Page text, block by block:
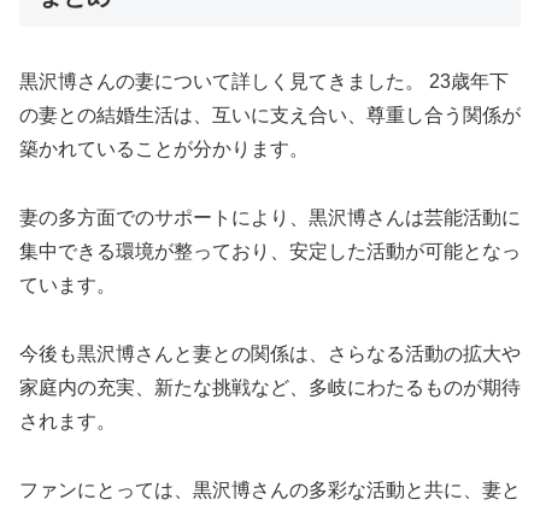
黒沢博さんの妻について詳しく見てきました。 23歳年下
の妻との結婚生活は、互いに支え合い、尊重し合う関係が
築かれていることが分かります。
妻の多方面でのサポートにより、黒沢博さんは芸能活動に
集中できる環境が整っており、安定した活動が可能となっ
ています。
今後も黒沢博さんと妻との関係は、さらなる活動の拡大や
家庭内の充実、新たな挑戦など、多岐にわたるものが期待
されます。
ファンにとっては、黒沢博さんの多彩な活動と共に、妻と